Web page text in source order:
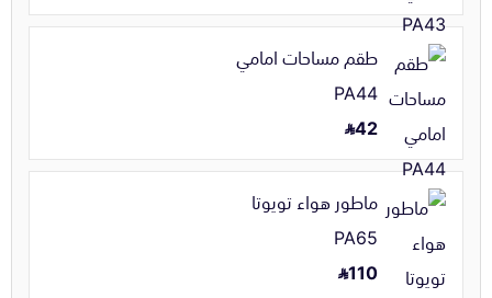
طقم مساحات امامي
PA44
42
ماطور هواء تويوتا
PA65
110